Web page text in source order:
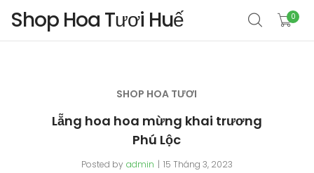
Shop Hoa Tươi Huế 0
SHOP HOA TƯƠI
Lẵng hoa hoa mừng khai trương
Phú Lộc
Posted by admin 15 Tháng 3, 2023